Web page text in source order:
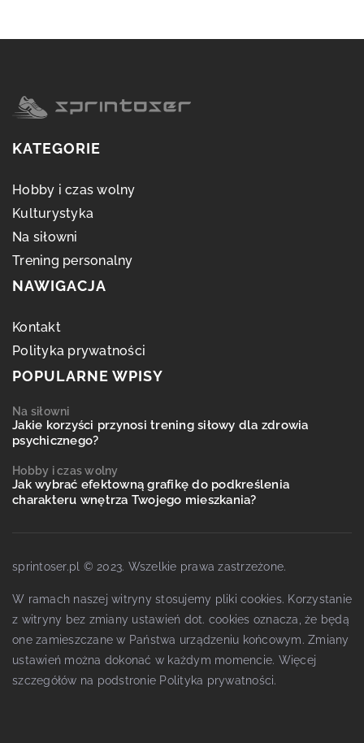
KATEGORIE
Hobby i czas wolny
Kulturystyka
Na siłowni
Trening personalny
NAWIGACJA
Kontakt
Polityka prywatności
POPULARNE WPISY
Na siłowni
Jakie korzyści przynosi trening siłowy dla zdrowia
psychicznego?
Hobby i czas wolny
Jak wybrać efektowną grafikę do podkreślenia
charakteru wnętrza Twojego mieszkania?
sprintoser.pl © 2023. Wszelkie prawa zastrzeżone.
W ramach naszej witryny stosujemy pliki cookies. Korzystanie
z witryny bez zmiany ustawień dot. cookies oznacza, że będą
one zamieszczane w Państwa urządzeniu końcowym. Zmiany
ustawień można dokonać w każdym momencie. Więcej
szczegółów na podstronie Polityka prywatności.